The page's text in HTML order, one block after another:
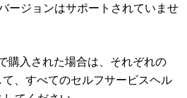
ージョンはサポートされていませ
購入された場合は、それぞれの
、すべてのセルフサービスヘル